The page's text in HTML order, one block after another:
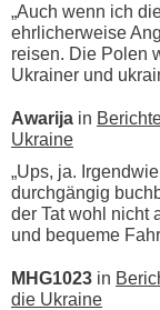
„Auch wenn ich
ehrlicherweise
reisen. Die Polen
Ukrainer und
Awarija in
Ukraine
„Ups, ja.
durchgängig
der Tat wohl nicht
und bequeme
MHG1023 in
die Ukraine